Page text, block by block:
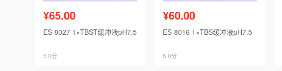
¥65.00
ES-8027 1×TBST缓冲液pH7.5
5.0分
¥60.00
ES-8016 1×TBS缓冲液pH7.5
5.0分